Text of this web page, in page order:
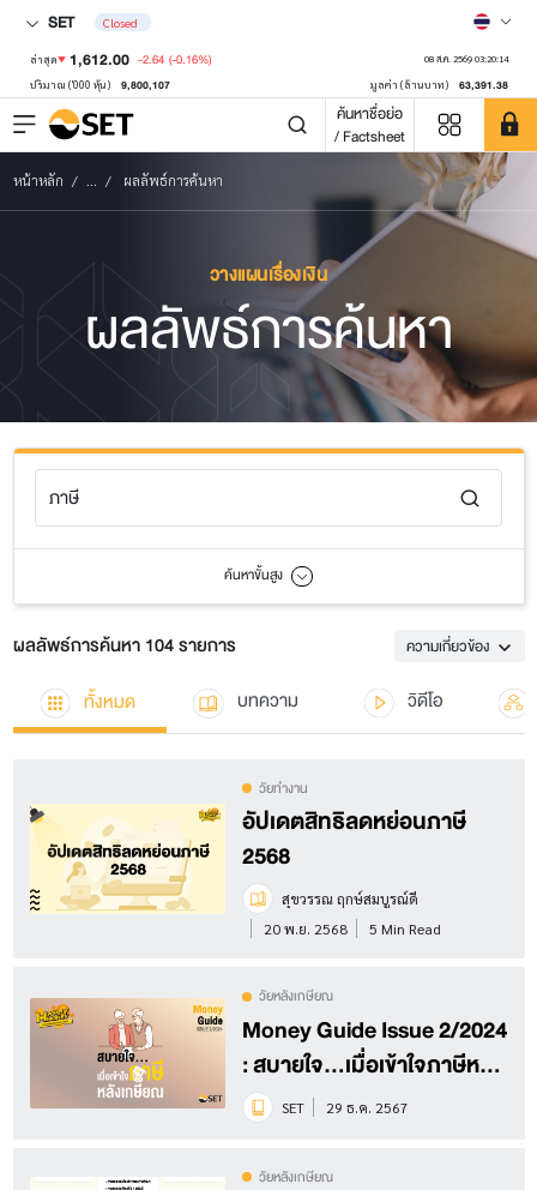
SET Closed
ล่าสุด 1,612.00 -2.64 (-0.16%) 08 ส.ค. 2569 03:20:14
ปริมาณ ('000 หุ้น) 9,800,107 มูลค่า (ล้านบาท) 63,391.38
ค้นหาชื่อย่อ
/ Factsheet
หน้าหลัก ... ผลลัพธ์การค้นหา
วางแผนเรื่องเงิน
ผลลัพธ์การค้นหา
ค้นหาขั้นสูง
ผลลัพธ์การค้นหา 104 รายการ ความเกี่ยวข้อง
ทั้งหมด บทความ วิดีโอ
วัยทำงาน
อัปเดตสิทธิลดหย่อนภาษี
2568
สุขวรรณ ฤกษ์สมบูรณ์ดี
20 พ.ย. 2568
5 Min Read
วัยหลังเกษียณ
Money Guide Issue 2/2024
: สบายใจ...เมื่อเข้าใจภาษีหลัง
เกษียณ
SET 29 ธ.ค. 2567
วัยหลังเกษียณ